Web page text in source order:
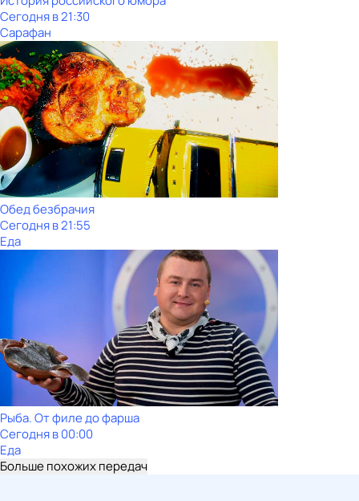
Сегодня в 21:30
Сарафан
Обед безбрачия
Сегодня в 21:55
Еда
Рыба. От филе до фарша
Сегодня в 00:00
Еда
Больше похожих передач